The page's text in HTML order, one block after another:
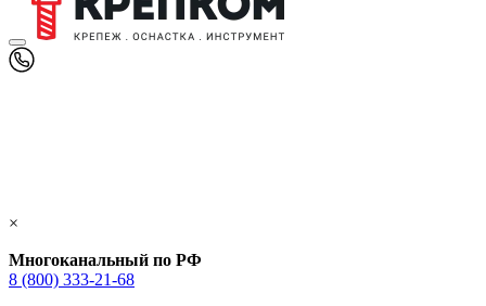
×
Многоканальный по РФ
8 (800) 333‑21-68